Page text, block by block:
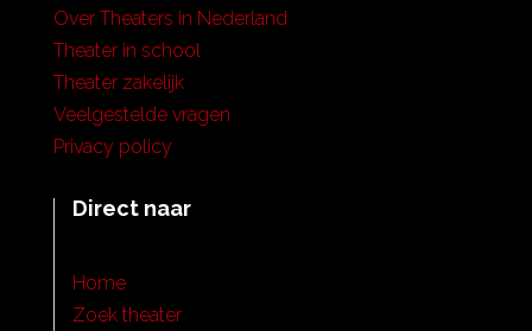
Over Theaters in Nederland
Theater in school
Theater zakelijk
Veelgestelde vragen
Privacy policy
Direct naar
Home
Zoek theater